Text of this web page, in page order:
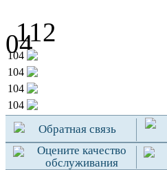
04
112
104
104
104
104
Обратная связь
Оцените качество
обслуживания